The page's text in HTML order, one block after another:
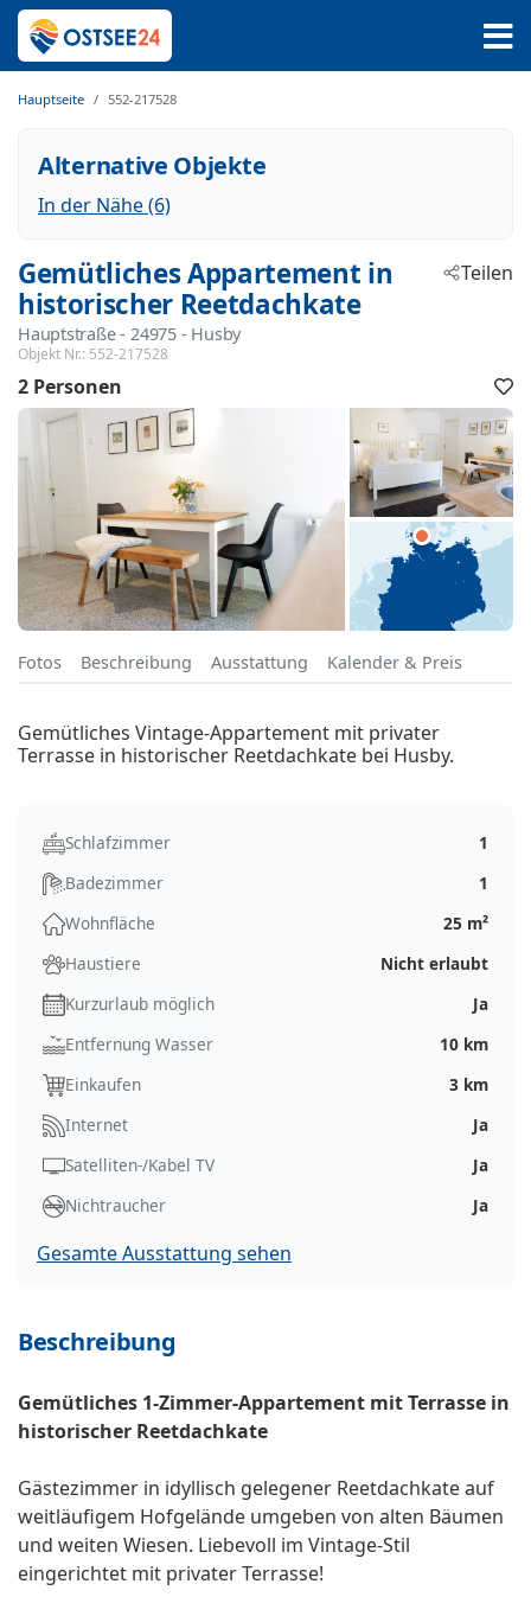
Hauptseite 552-217528
Alternative Objekte
In der Nähe (6)
Gemütliches Appartement in
historischer Reetdachkate
Hauptstraße - 24975 - Husby
Objekt Nr.: 552-217528
Teilen
2 Personen
Fotos Beschreibung Ausstattung Kalender & Preis
Gemütliches Vintage-Appartement mit privater
Terrasse in historischer Reetdachkate bei Husby.
Schlafzimmer
1
Badezimmer
1
Wohnfläche
25 m²
Haustiere
Nicht erlaubt
Kurzurlaub möglich
Ja
Entfernung Wasser
10 km
Einkaufen
3 km
Internet
Ja
Satelliten-/Kabel TV
Ja
Nichtraucher
Ja
Gesamte Ausstattung sehen
Beschreibung
Gemütliches 1-Zimmer-Appartement mit Terrasse in
historischer Reetdachkate
Gästezimmer in idyllisch gelegener Reetdachkate auf
weitläufigem Hofgelände umgeben von alten Bäumen
und weiten Wiesen. Liebevoll im Vintage-Stil
eingerichtet mit privater Terrasse!